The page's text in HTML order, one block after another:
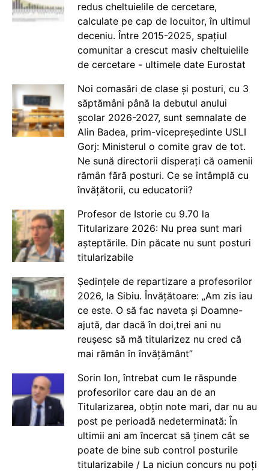
redus cheltuielile de cercetare,
calculate pe cap de locuitor, în ultimul
deceniu. Între 2015-2025, spațiul
comunitar a crescut masiv cheltuielile
de cercetare - ultimele date Eurostat
Noi comasări de clase și posturi, cu 3
săptămâni până la debutul anului
școlar 2026-2027, sunt semnalate de
Alin Badea, prim-vicepreședinte USLI
Gorj: Ministerul o comite grav de tot.
Ne sună directorii disperați că oamenii
rămân fără posturi. Ce se întâmplă cu
învățătorii, cu educatorii?
Profesor de Istorie cu 9.70 la
Titularizare 2026: Nu prea sunt mari
așteptările. Din păcate nu sunt posturi
titularizabile
Ședințele de repartizare a profesorilor
2026, la Sibiu. Învățătoare: „Am zis iau
ce este. O să fac naveta și Doamne-
ajută, dar dacă în doi,trei ani nu
reușesc să mă titularizez nu cred că
mai rămân în învățământ”
Sorin Ion, întrebat cum le răspunde
profesorilor care dau an de an
Titularizarea, obțin note mari, dar nu au
post pe perioadă nedeterminată: În
ultimii ani am încercat să ținem cât se
poate de bine sub control posturile
titularizabile / La niciun concurs nu poți